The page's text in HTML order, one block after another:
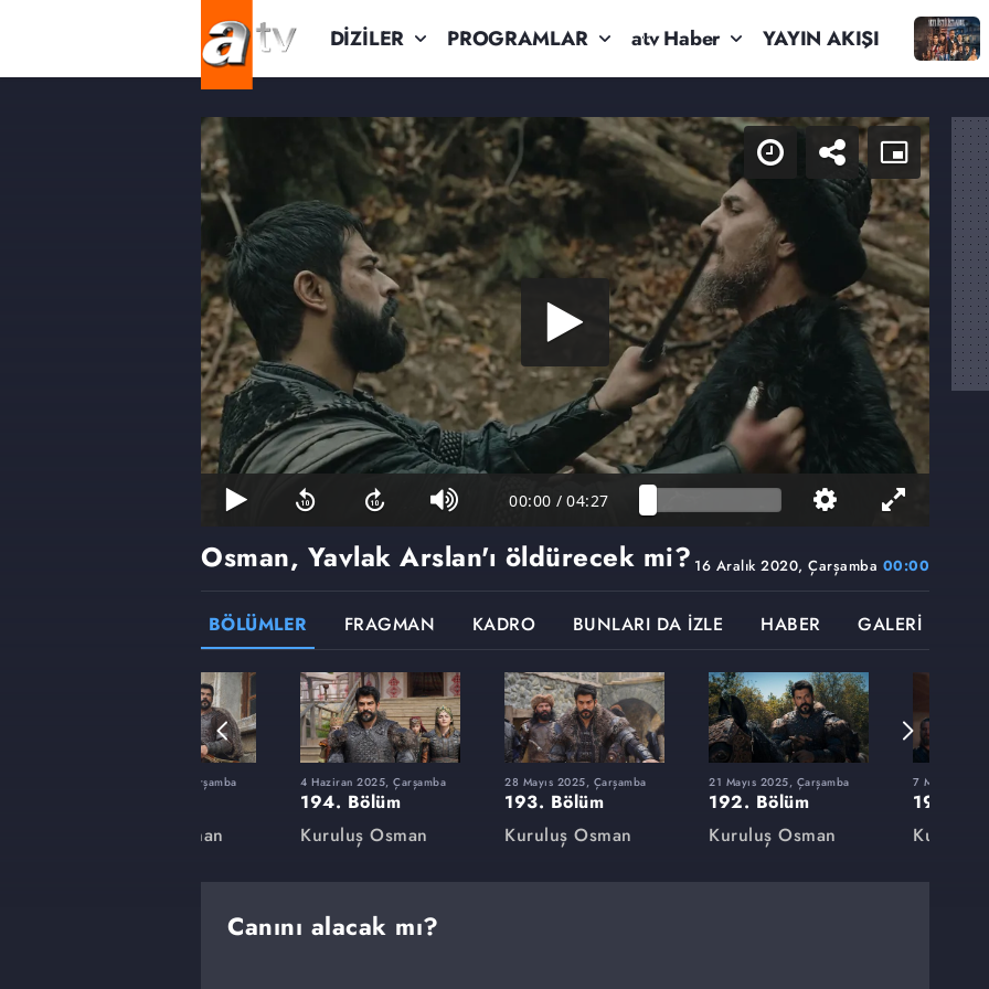
DİZİLER PROGRAMLAR atv Haber YAYIN AKIŞI
00:00 / 04:27
16 Aralık 2020, Çarşamba 00:00
Osman, Yavlak Arslan'ı öldürecek mi?
BÖLÜMLER FRAGMAN KADRO BUNLARI DA İZLE HABER GALERİ
12 Şubat 2025, Çarşamba
Kuruluş Osman
4 Haziran 2025, Çarşamba
194. Bölüm
Kuruluş Osman
28 Mayıs 2025, Çarşamba
193. Bölüm
Kuruluş Osman
21 Mayıs 2025, Çarşamba
192. Bölüm
Kuruluş Osman
7 Mayıs 2025,
191.
Kuruluş
Canını alacak mı?